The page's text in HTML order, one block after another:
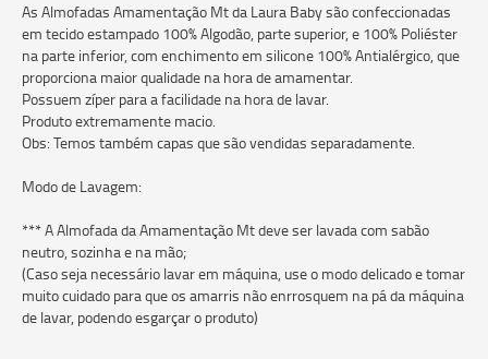
As Almofadas Amamentação Mt da Laura Baby são confeccionadas
em tecido estampado 100% Algodão, parte superior, e 100% Poliéster
na parte inferior, com enchimento em silicone 100% Antialérgico, que
proporciona maior qualidade na hora de amamentar.
Possuem zíper para a facilidade na hora de lavar.
Produto extremamente macio.
Obs: Temos também capas que são vendidas separadamente.
Modo de Lavagem:
*** A Almofada da Amamentação Mt deve ser lavada com sabão
neutro, sozinha e na mão;
(Caso seja necessário lavar em máquina, use o modo delicado e tomar
muito cuidado para que os amarris não enrrosquem na pá da máquina
de lavar, podendo esgarçar o produto)